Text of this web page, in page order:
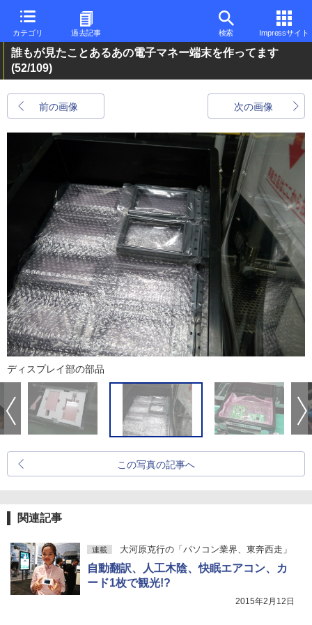
カテゴリ 過去記事 検索 Impressサイト
誰もが見たことあるあの電子マネー端末を作ってます
(52/109)
前の画像 次の画像
ディスプレイ部の部品
この写真の記事へ
関連記事
連載 大河原克行の「パソコン業界、東奔西走」
自動翻訳、人工木陰、快眠エアコン、カ
ード1枚で観光!?
2015年2月12日